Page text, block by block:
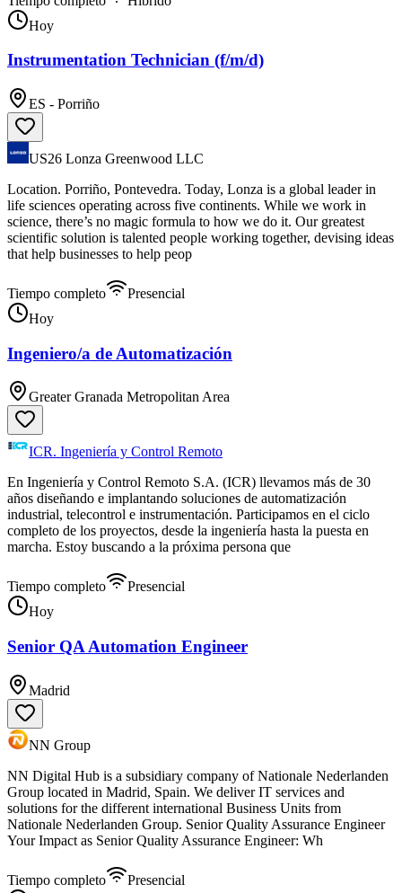
Hoy
Instrumentation Technician (f/m/d)
ES - Porriño
US26 Lonza Greenwood LLC
Location. Porriño, Pontevedra. Today, Lonza is a global leader in
life sciences operating across five continents. While we work in
science, there’s no magic formula to how we do it. Our greatest
scientific solution is talented people working together, devising ideas
that help businesses to help peop
Tiempo completo
Presencial
Hoy
Ingeniero/a de Automatización
Greater Granada Metropolitan Area
ICR. Ingeniería y Control Remoto
En Ingeniería y Control Remoto S.A. (ICR) llevamos más de 30
años diseñando e implantando soluciones de automatización
industrial, telecontrol e instrumentación. Participamos en el ciclo
completo de los proyectos, desde la ingeniería hasta la puesta en
marcha. Estoy buscando a la próxima persona que
Tiempo completo
Presencial
Hoy
Senior QA Automation Engineer
Madrid
NN Group
NN Digital Hub is a subsidiary company of Nationale Nederlanden
Group located in Madrid, Spain. We deliver IT services and
solutions for the different international Business Units from
Nationale Nederlanden Group. Senior Quality Assurance Engineer
Your Impact as Senior Quality Assurance Engineer: Wh
Tiempo completo
Presencial